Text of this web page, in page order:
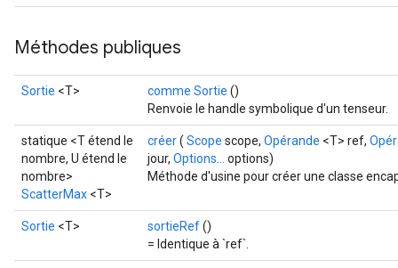
Méthodes publiques
Sortie <T> comme Sortie ()
Renvoie le handle symbolique d'un tenseur.
statique <T étend le
nombre, U étend le
nombre>
ScatterMax <T>
créer( Scope scope, Opérande <T> ref,
jour, Options... options)
Méthode d'usine pour créer une classe
Sortie <T> sortieRef()
= Identique à `ref`.